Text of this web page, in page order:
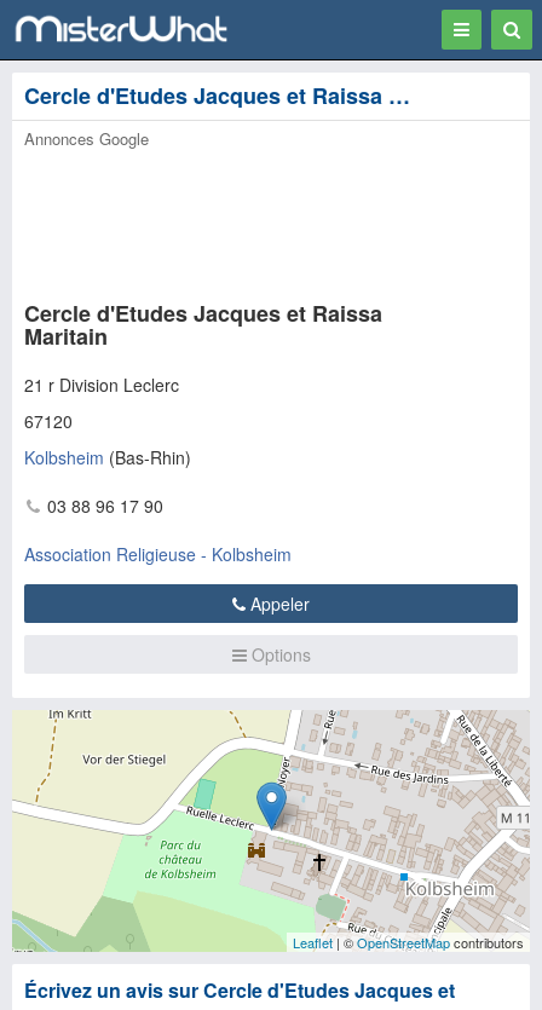
Toggle
Cercle d'Etudes Jacques et Raissa Maritain - Kolbsheim
Annonces Google
Cercle d'Etudes Jacques et Raissa
Maritain
21 r Division Leclerc
67120
Kolbsheim (Bas-Rhin)
03 88 96 17 90
Association Religieuse - Kolbsheim
Appeler
Options
Leaflet | ©OpenStreetMapcontributors
Écrivez un avis sur Cercle d'Etudes Jacques et